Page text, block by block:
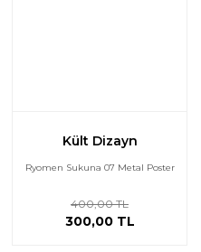
Kült Dizayn
Ryomen Sukuna 07 Metal Poster
400,00 TL
300,00 TL